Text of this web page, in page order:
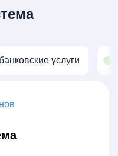
услуги